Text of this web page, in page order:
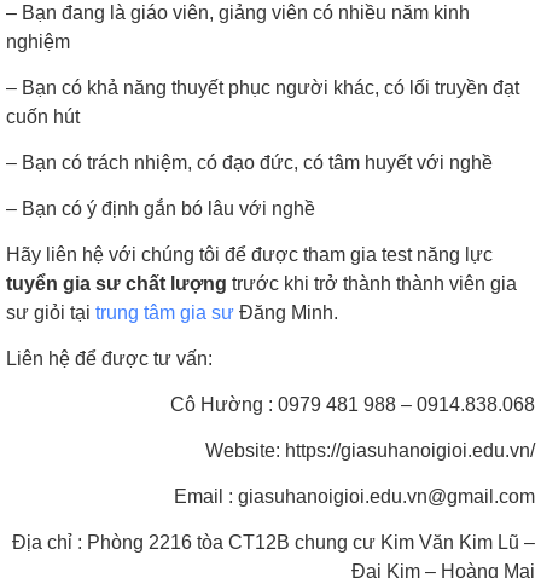
– Bạn đang là giáo viên, giảng viên có nhiều năm kinh
nghiệm
– Bạn có khả năng thuyết phục người khác, có lối truyền đạt
cuốn hút
– Bạn có trách nhiệm, có đạo đức, có tâm huyết với nghề
– Bạn có ý định gắn bó lâu với nghề
Hãy liên hệ với chúng tôi để được tham gia test năng lực
tuyển gia sư chất lượng trước khi trở thành thành viên gia
sư giỏi tại trung tâm gia sư Đăng Minh.
Liên hệ để được tư vấn:
Cô Hường : 0979 481 988 – 0914.838.068
Website: https://giasuhanoigioi.edu.vn/
Email : giasuhanoigioi.edu.vn@gmail.com
Địa chỉ : Phòng 2216 tòa CT12B chung cư Kim Văn Kim Lũ –
Đại Kim – Hoàng Mai